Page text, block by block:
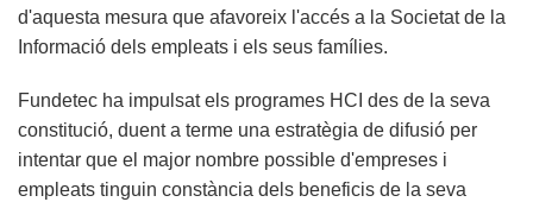
d'aquesta mesura que afavoreix l'accés a la Societat de la
Informació dels empleats i els seus famílies.
Fundetec ha impulsat els programes HCI des de la seva
constitució, duent a terme una estratègia de difusió per
intentar que el major nombre possible d'empreses i
empleats tinguin constància dels beneficis de la seva